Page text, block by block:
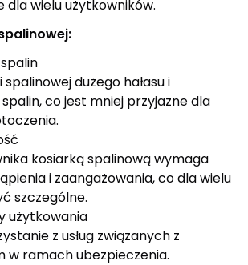
dla wielu użytkowników.
spalin
dużego hałasu i
co jest mniej przyjazne dla
kosiarką spalinową wymaga
i zaangażowania, co dla wielu
szczególne.
użytkowania
z usług związanych z
w ramach ubezpieczenia.